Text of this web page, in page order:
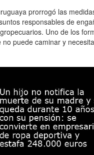
prorrogó las
responsables de
Uno de los
no puede caminar y